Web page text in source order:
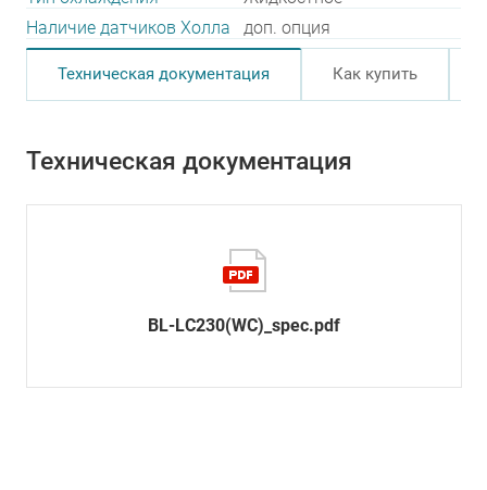
Наличие датчиков Холла
доп. опция
Техническая документация Как купить
Техническая документация
BL-LC230(WC)_spec.pdf